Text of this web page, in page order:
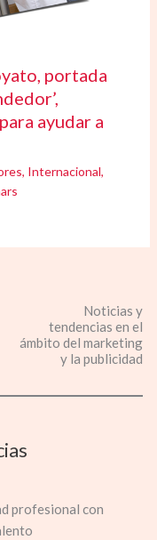
portada
ayudar a
, Internacional,
Noticias y
tendencias en el
ámbito del marketing
y la publicidad
profesional con